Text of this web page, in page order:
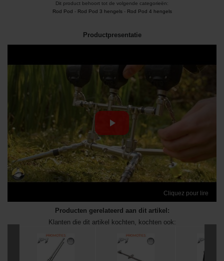
Dit product behoort tot de volgende categorieën:
Rod Pod - Rod Pod 3 hengels- Rod Pod 4 hengels
Productpresentatie
Cliquez pour lire
Producten gerelateerd aan dit artikel:
Klanten die dit artikel kochten, kochten ook: